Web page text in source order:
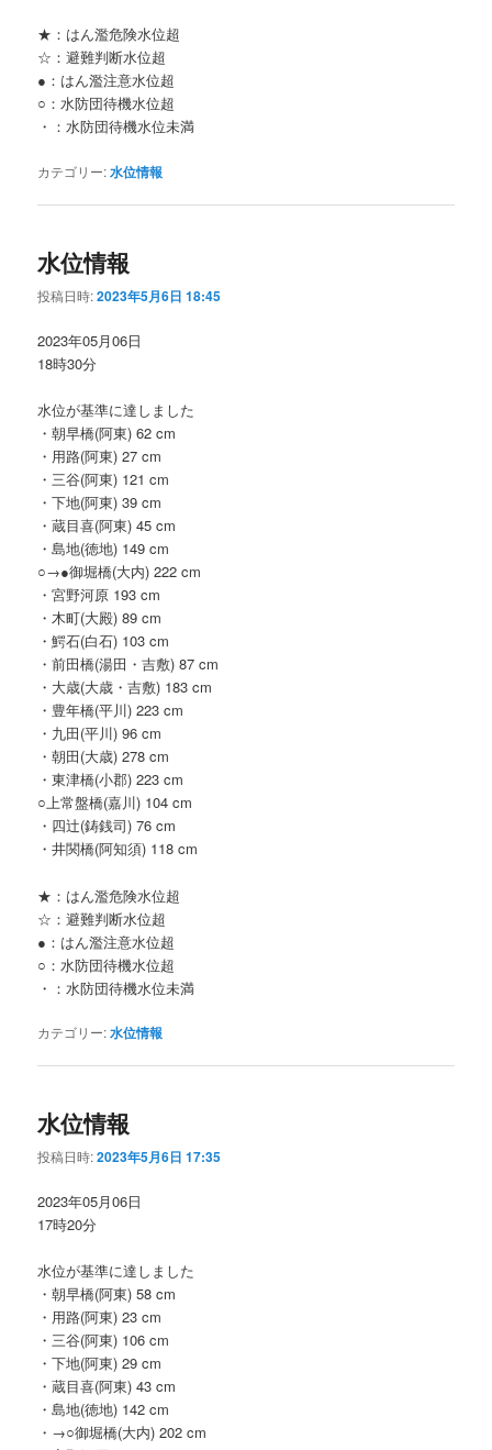
★：はん濫危険水位超
☆：避難判断水位超
●：はん濫注意水位超
○：水防団待機水位超
・：水防団待機水位未満
カテゴリー:水位情報
水位情報
投稿日時:2023年5月6日 18:45
2023年05月06日
18時30分
水位が基準に達しました
・朝早橋(阿東) 62 cm
・用路(阿東) 27 cm
・三谷(阿東) 121 cm
・下地(阿東) 39 cm
・蔵目喜(阿東) 45 cm
・島地(徳地) 149 cm
○→●御堀橋(大内) 222 cm
・宮野河原 193 cm
・木町(大殿) 89 cm
・鰐石(白石) 103 cm
・前田橋(湯田・吉敷) 87 cm
・大歳(大歳・吉敷) 183 cm
・豊年橋(平川) 223 cm
・九田(平川) 96 cm
・朝田(大歳) 278 cm
・東津橋(小郡) 223 cm
○上常盤橋(嘉川) 104 cm
・四辻(鋳銭司) 76 cm
・井関橋(阿知須) 118 cm
★：はん濫危険水位超
☆：避難判断水位超
●：はん濫注意水位超
○：水防団待機水位超
・：水防団待機水位未満
カテゴリー:水位情報
水位情報
投稿日時:2023年5月6日 17:35
2023年05月06日
17時20分
水位が基準に達しました
・朝早橋(阿東) 58 cm
・用路(阿東) 23 cm
・三谷(阿東) 106 cm
・下地(阿東) 29 cm
・蔵目喜(阿東) 43 cm
・島地(徳地) 142 cm
・→○御堀橋(大内) 202 cm